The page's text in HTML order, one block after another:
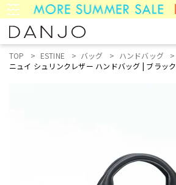
TOP ESTINE バッグ
ハンドバッグ
ニュイ シュリンクレザー ハンドバッグ | ブラック